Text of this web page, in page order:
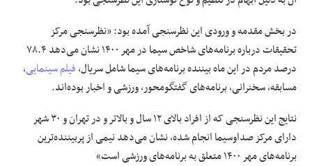
در بخش مقدمه و ورودی این نظرسنجی آمده بود: «نظرسنجی مرکز
تحقیقات درباره برنامه‌های شاخص سیما در مهر ۱۴۰۰ نشان می‌دهد ۷۸.۴
درصد مردم در این ماه بیننده برنامه‌های سیما شامل سریال،فیلم سینمایی،
مسابقه، سخنرانی، برنامه‌های گفتگومحور، ورزشی و اخبار بوده‌اند.
نتایج این نظرسنجی که از افراد بالای ۱۲ سال و بالاتر و در تهران و ۳۰ شهر
دارای مرکز صداوسیما انجام شده، نشان می‌دهد نیمی از پربیننده‌ترین
برنامه‌های مهر۱۴۰۰متعلق به برنامه‌های ورزشی است»